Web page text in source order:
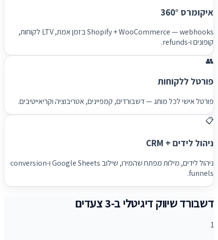
איקומרס 360°
Shopify + WooCommerce — webhooks בזמן אמת, LTV לקוחות,
קופונים ו-refunds.
👥
פורטל ללקוחות
פורטל אישי לכל מותג — דשבורדים, קמפיינים, אטריבוציה וקריאייטיבים.
📋
ניהול לידים + CRM
ניהול לידים, מילות מפתח שהמירו, שילוב Google Sheets ו-conversion
funnels.
דשבורד שיווק דיגיטלי ב-3 צעדים
1